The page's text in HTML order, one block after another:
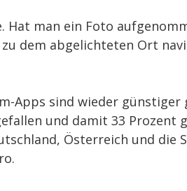
Hat man ein Foto
dem abgelichteten Ort
Apps sind wieder günstiger
und damit 33 Prozent
Österreich und die